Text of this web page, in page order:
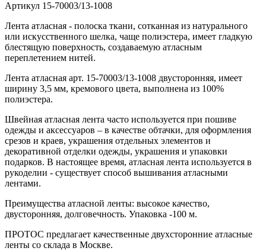
Артикул 15-70003/13-1008
Лента атласная - полоска ткани, сотканная из натурального
или искусственного шелка, чаще полиэстера, имеет гладкую
блестящую поверхность, создаваемую атласным
переплетением нитей.
Лента атласная арт. 15-70003/13-1008 двусторонняя, имеет
ширину 3,5 мм, кремового цвета, выполнена из 100%
полиэстера.
Швейная атласная лента часто используется при пошиве
одежды и аксессуаров – в качестве обтачки, для оформления
срезов и краев, украшения отдельных элементов и
декоративной отделки одежды, украшения и упаковки
подарков. В настоящее время, атласная лента используется в
рукоделии - существует способ вышивания атласными
лентами.
Преимущества атласной ленты: высокое качество,
двусторонняя, долговечность. Упаковка -100 м.
ПРОТОС предлагает качественные двухсторонние атласные
ленты со склада в Москве.